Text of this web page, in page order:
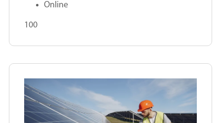
Online
100